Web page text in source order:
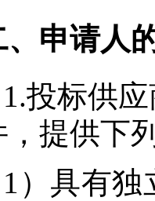
、申请人
1.投标供
，提供下
1）具有